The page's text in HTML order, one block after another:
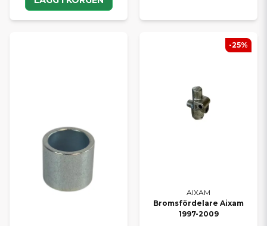
AIXAM
Bromsfördelare Aixam
1997-2009
-25%